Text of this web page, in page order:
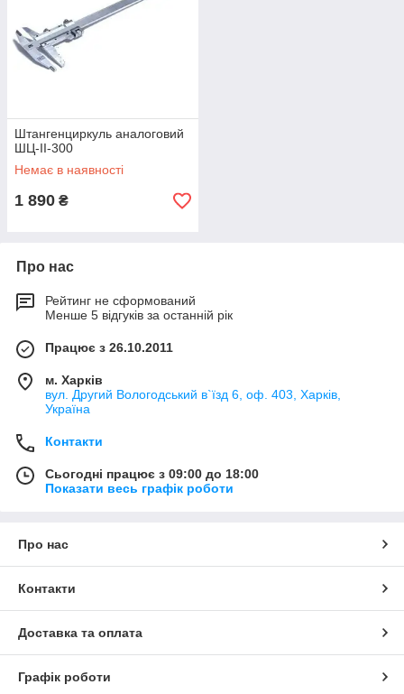
Штангенциркуль аналоговий
ШЦ-ІІ-300
Немає в наявності
1 890 ₴
Про нас
Рейтинг не сформований
Менше 5 відгуків за останній рік
Працює з 26.10.2011
м. Харків
вул. Другий Вологодський в`їзд 6, оф. 403, Харків,
Україна
Контакти
Сьогодні працює з 09:00 до 18:00
Показати весь графік роботи
Про нас
Контакти
Доставка та оплата
Графік роботи